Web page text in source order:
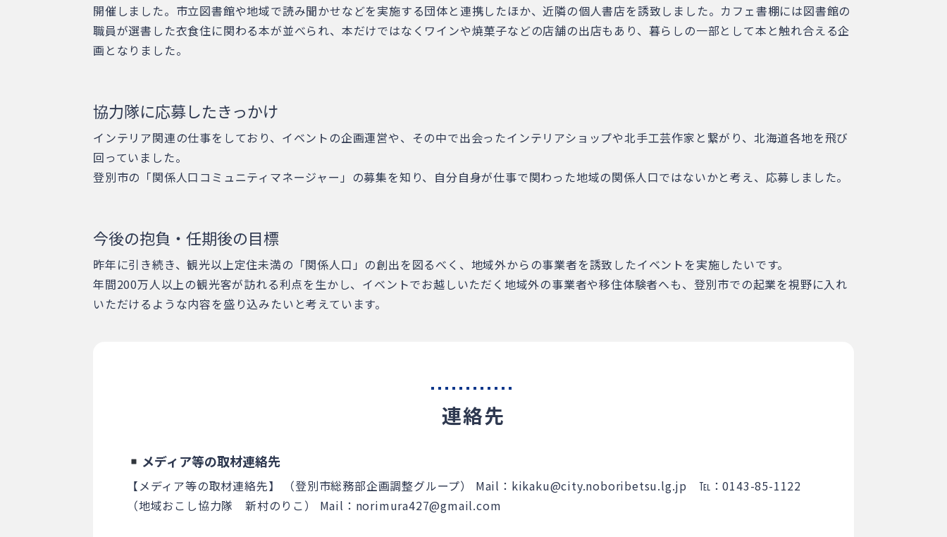
開催しました。市立図書館や地域で読み聞かせなどを実施する団体と連携したほか、近隣の個人書店を誘致しました。カフェ書棚には図書館の
職員が選書した衣食住に関わる本が並べられ、本だけではなくワインや焼菓子などの店舗の出店もあり、暮らしの一部として本と触れ合える企
画となりました。
協力隊に応募したきっかけ
インテリア関連の仕事をしており、イベントの企画運営や、その中で出会ったインテリアショップや北手工芸作家と繋がり、北海道各地を飛び
回っていました。
登別市の「関係人口コミュニティマネージャー」の募集を知り、自分自身が仕事で関わった地域の関係人口ではないかと考え、応募しました。
今後の抱負・任期後の目標
昨年に引き続き、観光以上定住未満の「関係人口」の創出を図るべく、地域外からの事業者を誘致したイベントを実施したいです。
年間200万人以上の観光客が訪れる利点を生かし、イベントでお越しいただく地域外の事業者や移住体験者へも、登別市での起業を視野に入れ
いただけるような内容を盛り込みたいと考えています。
連絡先
メディア等の取材連絡先
【メディア等の取材連絡先】 （登別市総務部企画調整グループ）
Mail：kikaku@city.noboribetsu.lg.jp ℡：0143-85-1122
（地域おこし協力隊 新村のりこ）
Mail：norimura427@gmail.com